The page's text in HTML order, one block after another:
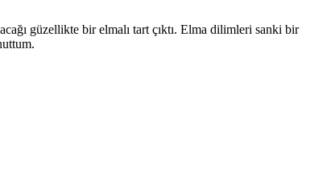
güzellikte bir elmalı tart çıktı. Elma dilimleri sanki bir